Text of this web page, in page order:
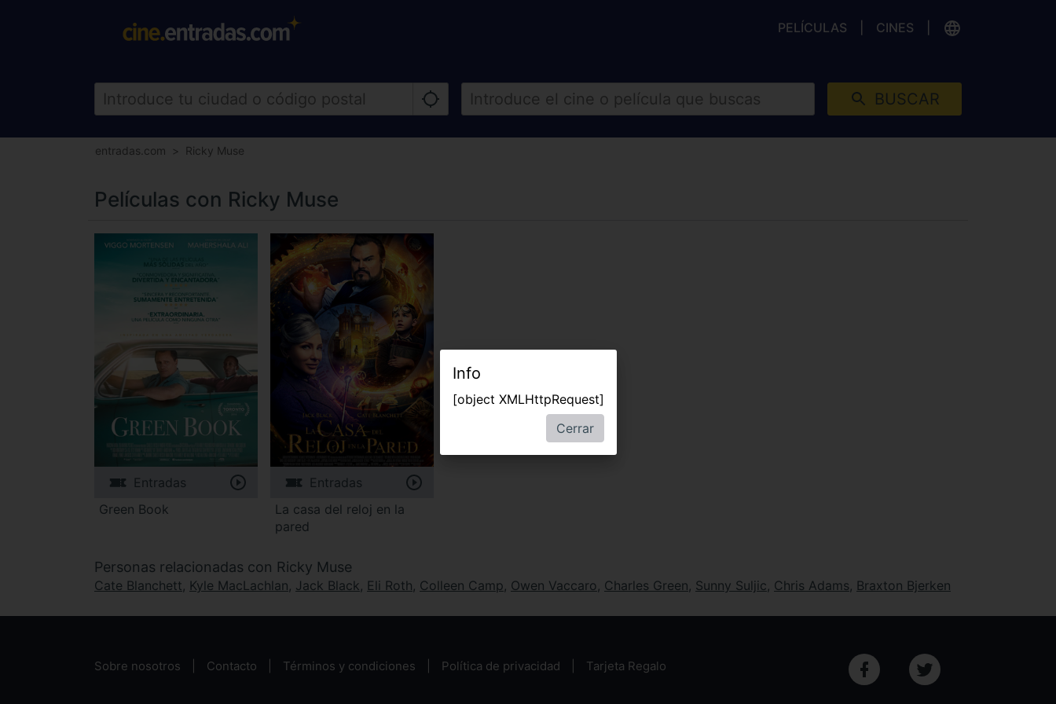
PELÍCULAS CINES
BUSCAR
entradas.com Ricky Muse
Películas con Ricky Muse
Entradas
Green Book
Entradas
La casa del reloj en la
pared
Personas relacionadas con Ricky Muse
Cate Blanchett, Kyle MacLachlan, Jack Black, Eli Roth, Colleen Camp, Owen Vaccaro, Charles Green, Sunny Suljic, Chris Adams, Braxton Bjerken
Sobre nosotros Contacto Términos y condiciones Política de privacidad Tarjeta Regalo
Info
[object XMLHttpRequest]
Cerrar